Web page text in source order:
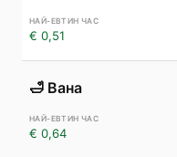
€ 0,51
🛁 Вана
€ 0,64